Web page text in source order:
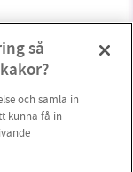
så
och samla in
kunna få in